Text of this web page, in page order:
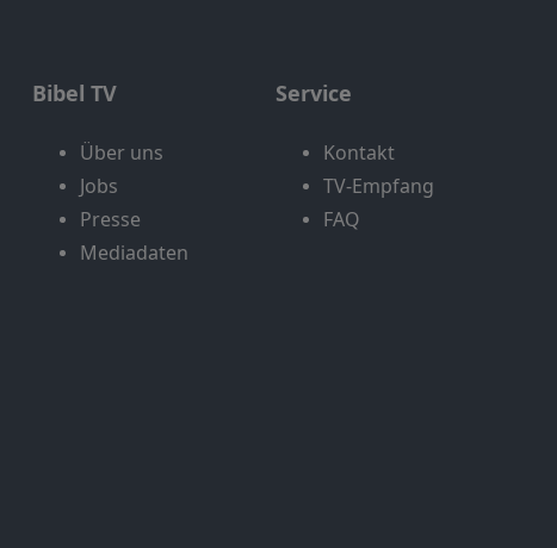
Bibel TV
Über uns
Jobs
Presse
Mediadaten
Service
Kontakt
TV-Empfang
FAQ